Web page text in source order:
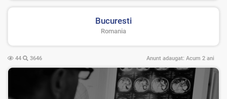
Bucuresti
Romania
44 3646 Anunt adaugat: Acum 2 ani